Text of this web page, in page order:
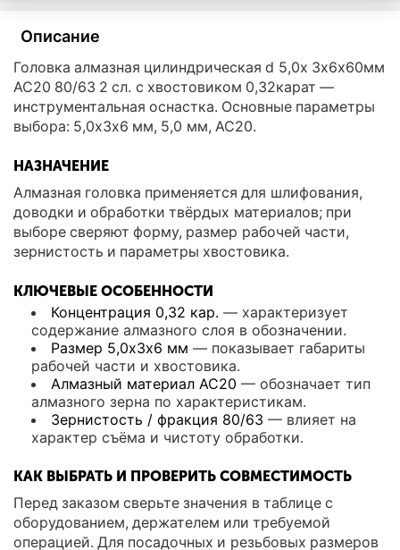
Описание
Головка алмазная цилиндрическая d 5,0х 3х6х60мм
АС20 80/63 2 сл. с хвостовиком 0,32карат —
инструментальная оснастка. Основные параметры
выбора: 5,0х3х6 мм, 5,0 мм, АС20.
НАЗНАЧЕНИЕ
Алмазная головка применяется для шлифования,
доводки и обработки твёрдых материалов; при
выборе сверяют форму, размер рабочей части,
зернистость и параметры хвостовика.
КЛЮЧЕВЫЕ ОСОБЕННОСТИ
Концентрация 0,32 кар. — характеризует
содержание алмазного слоя в обозначении.
Размер 5,0х3х6 мм — показывает габариты
рабочей части и хвостовика.
Алмазный материал АС20 — обозначает тип
алмазного зерна по характеристикам.
Зернистость / фракция 80/63 — влияет на
характер съёма и чистоту обработки.
КАК ВЫБРАТЬ И ПРОВЕРИТЬ СОВМЕСТИМОСТЬ
Перед заказом сверьте значения в таблице с
оборудованием, держателем или требуемой
операцией. Для посадочных и резьбовых размеров